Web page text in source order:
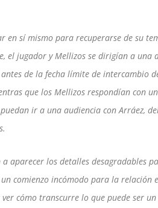
en sí mismo para recuperarse de su
el jugador y Mellizos se dirigían a
de la fecha límite de intercambio
que los Mellizos respondían con
ir a una audiencia con Arráez,
aparecer los detalles desagradables
comienzo incómodo para la relación
cómo transcurre lo que puede ser